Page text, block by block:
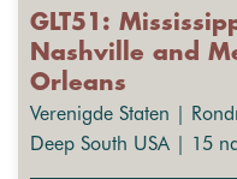
GLT51:
Nashville and
Orleans
Verenigde Staten |
Deep South USA | 15